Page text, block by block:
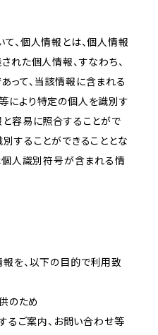
、個人情報とは、個人情報
れた個人情報、すなわち、
って、当該情報に含まれる
により特定の個人を識別す
と容易に照合することがで
することができることとな
個人識別符号が含まれる情
報を、以下の目的で利用致
のため
るご案内、お問い合わせ等